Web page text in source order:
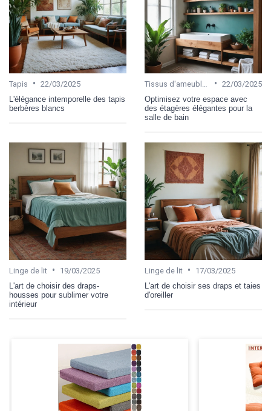
Tapis • 22/03/2025
L'élégance intemporelle des tapis
berbères blancs
• 22/03/2025
Optimisez votre espace avec
des étagères élégantes pour la
salle de bain
Linge de lit •
19/03/2025
L'art de choisir des draps-
housses pour sublimer votre
intérieur
Linge de lit •
17/03/2025
L'art de choisir ses draps et taies
d'oreiller